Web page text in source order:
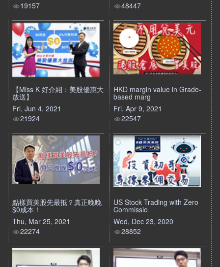
19157
48447
【Miss K 好介紹：美股優惠大
放送】
Fri, Jun 4, 2021
21924
HKD margin value in Grade-
based marg
Fri, Apr 9, 2021
22547
點樣買美股先最抵？真正晚晚
$0成本！
Thu, Mar 25, 2021
22274
US Stock Trading with Zero
Commissio
Wed, Dec 23, 2020
28852